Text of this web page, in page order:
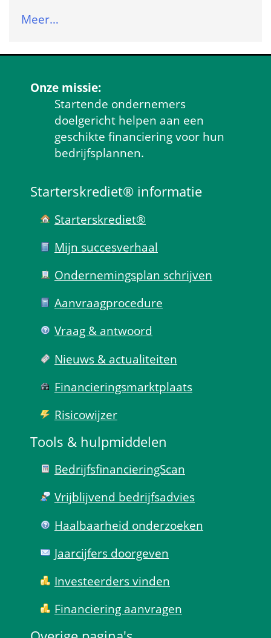
Meer…
Onze missie:
Startende ondernemers
doelgericht helpen aan een
geschikte financiering voor hun
bedrijfsplannen.
Starterskrediet® informatie
Starterskrediet®
Mijn succes­verhaal
Ondernemings­plan schrijven
Aanvraag­procedure
Vraag & antwoord
Nieuws & actualiteiten
Financierings­markt­plaats
Risico­wijzer
Tools & hulp­middelen
Bedrijfsfinanciering­Scan
Vrijblijvend bedrijfs­advies
Haal­baar­heid onder­zoeken
Jaarcijfers doorgeven
Investeerders vinden
Financiering aanvragen